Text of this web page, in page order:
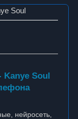
Soul
Kanye Soul
нейросеть